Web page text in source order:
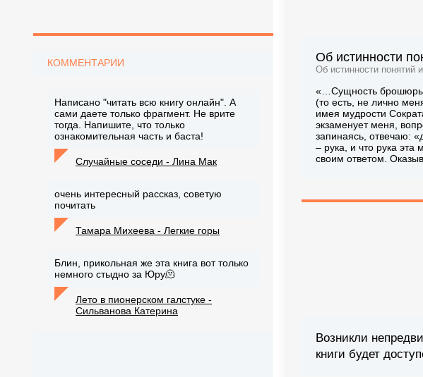
Об истинности
Об истинности понятий
«…Сущность брошюры,
(то есть, не лично
имея мудрости
экзаменует меня,
запинаясь, отвечаю:
– рука, и что рука эта
своим ответом.
Возникли
книги будет
КОММЕНТАРИИ
Написано "читать всю книгу онлайн". А
сами даете только фрагмент. Не врите
тогда. Напишите, что только
ознакомительная часть и баста!
Случайные соседи - Лина Мак
очень интересный рассказ, советую
почитать
Тамара Михеева - Легкие горы
Блин, прикольная же эта книга вот только
немного стыдно за Юру🫠
Лето в пионерском галстуке -
Сильванова Катерина